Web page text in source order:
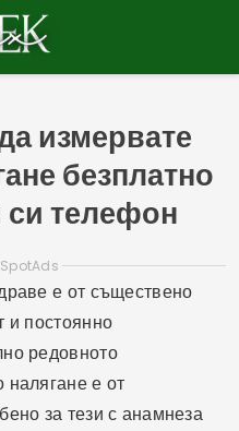
измервате
безплатно
телефон
е от съществено
и постоянно
редовното
налягане е от
за тези с анамнеза